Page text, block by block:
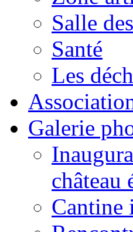
Salle
Santé
Les
Galerie
château
Cantine